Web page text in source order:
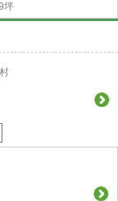
坪